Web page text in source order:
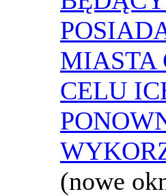
MIASTA
CELU
(nowe